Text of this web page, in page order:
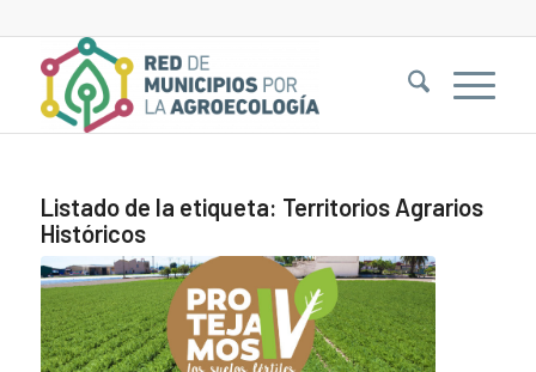
Listado de la etiqueta: Territorios Agrarios
Históricos